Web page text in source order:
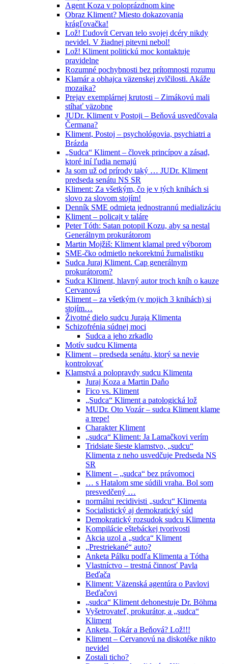
Agent Koza v poloprázdnom kine
Obraz Kliment? Miesto dokazovania
krágľovačka!
Lož! Ľudovít Cervan telo svojej dcéry nikdy
nevidel. V žiadnej pitevni nebol!
Lož! Kliment politickú moc kontaktuje
pravidelne
Rozumné pochybnosti bez prítomnosti rozumu
Klamár a obhajca väzenskej zvlčilosti. Akáže
mozaika?
Prejav exemplárnej krutosti – Zimákovú mali
stíhať väzobne
JUDr. Kliment v Postoji – Beňová usvedčovala
Čermana?
Kliment, Postoj – psychológovia, psychiatri a
Brázda
„Sudca“ Kliment – človek princípov a zásad,
ktoré iní ľudia nemajú
Ja som už od prírody taký … JUDr. Kliment
predseda senátu NS SR
Kliment: Za všetkým, čo je v tých knihách si
slovo za slovom stojím!
Denník SME odmieta jednostrannú medializáciu
Kliment – policajt v taláre
Peter Tóth: Satan potopil Kozu, aby sa nestal
Generálnym prokurátorom
Martin Mojžiš: Kliment klamal pred výborom
SME-čko odmietlo nekorektnú žurnalistiku
Sudca Juraj Kliment. Cap generálnym
prokurátorom?
Sudca Kliment, hlavný autor troch kníh o kauze
Cervanová
Kliment – za všetkým (v mojich 3 knihách) si
stojím…
Životné dielo sudcu Juraja Klimenta
Schizofrénia súdnej moci
Sudca a jeho zrkadlo
Motív sudcu Klimenta
Kliment – predseda senátu, ktorý sa nevie
kontrolovať
Klamstvá a polopravdy sudcu Klimenta
Juraj Koza a Martin Daňo
Fico vs. Kliment
„Sudca“ Kliment a patologická lož
MUDr. Oto Vozár – sudca Kliment klame
a trepe!
Charakter Kliment
„sudca“ Kliment: Ja Lamačkovi verím
Tridsiate šieste klamstvo, „sudcu“
Klimenta z neho usvedčuje Predseda NS
SR
Kliment – „sudca“ bez právomoci
… s Hatalom sme súdili vraha. Bol som
presvedčený …
normálni recidivisti „sudcu“ Klimenta
Socialistický aj demokratický súd
Demokratický rozsudok sudcu Klimenta
Kompilácie eštebáckej tvorivosti
Akcia uzol a „sudca“ Kliment
„Prestriekané“ auto?
Anketa Pálku podľa Klimenta a Tótha
Vlastníctvo – trestná činnosť Pavla
Beďača
Kliment: Väzenská agentúra o Pavlovi
Beďačovi
„sudca“ Kliment dehonestuje Dr. Böhma
Vyšetrovateľ, prokurátor, a „sudca“
Kliment
Anketa, Tokár a Beňová? Lož!!!
Kliment – Cervanovú na diskotéke nikto
nevidel
Zostali ticho?